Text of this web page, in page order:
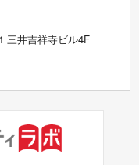
三井吉祥寺ビル4F